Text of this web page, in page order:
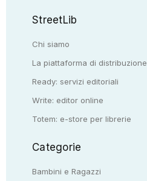
StreetLib
Chi siamo
La piattaforma di distribuzione
Ready: servizi editoriali
Write: editor online
Totem: e-store per librerie
Categorie
Bambini e Ragazzi